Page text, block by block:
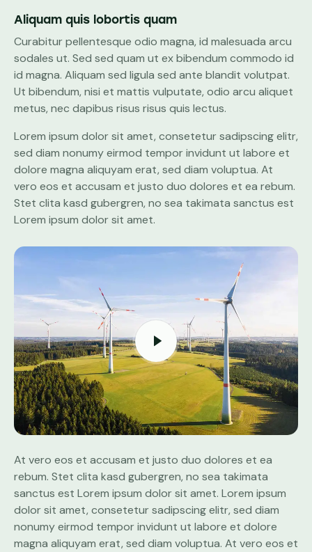
Aliquam quis lobortis quam
Curabitur pellentesque odio magna, id malesuada arcu
sodales ut. Sed sed quam ut ex bibendum commodo id
id magna. Aliquam sed ligula sed ante blandit volutpat.
Ut bibendum, nisi et mattis vulputate, odio arcu aliquet
metus, nec dapibus risus risus quis lectus.
Lorem ipsum dolor sit amet, consetetur sadipscing elitr,
sed diam nonumy eirmod tempor invidunt ut labore et
dolore magna aliquyam erat, sed diam voluptua. At
vero eos et accusam et justo duo dolores et ea rebum.
Stet clita kasd gubergren, no sea takimata sanctus est
Lorem ipsum dolor sit amet.
At vero eos et accusam et justo duo dolores et ea
rebum. Stet clita kasd gubergren, no sea takimata
sanctus est Lorem ipsum dolor sit amet. Lorem ipsum
dolor sit amet, consetetur sadipscing elitr, sed diam
nonumy eirmod tempor invidunt ut labore et dolore
magna aliquyam erat, sed diam voluptua. At vero eos et